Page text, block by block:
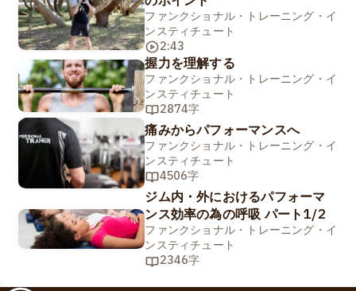
ファンクショナル・トレーニング・イ
ンスティチュート
2:43
握力を理解する
ファンクショナル・トレーニング・イ
ンスティチュート
2874字
痛みからパフォーマンスへ
ファンクショナル・トレーニング・イ
ンスティチュート
4506字
ジム内・外におけるパフォーマ
ンス効率の為の呼吸 パート1/2
ファンクショナル・トレーニング・イ
ンスティチュート
2346字